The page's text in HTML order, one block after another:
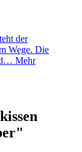
der
Wege. Die
Mehr